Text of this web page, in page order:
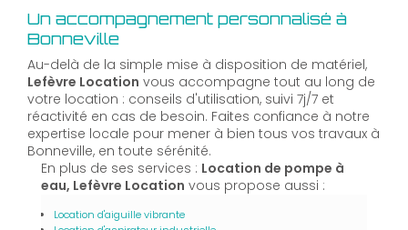
Un accompagnement personnalisé à
Bonneville
Au-delà de la simple mise à disposition de matériel,
Lefèvre Location vous accompagne tout au long de
votre location : conseils d'utilisation, suivi 7j/7 et
réactivité en cas de besoin. Faites confiance à notre
expertise locale pour mener à bien tous vos travaux à
Bonneville, en toute sérénité.
En plus de ses services : Location de pompe à
eau, Lefèvre Location vous propose aussi :
Location d'aiguille vibrante